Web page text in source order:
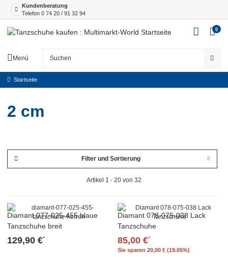
Kundenberatung
Telefon 0 74 20 / 91 32 94
Menü
0
Startseite
2 cm
Filter und Sortierung
Artikel 1 - 20 von 32
Diamant 077-025-455 blaue
Tanzschuhe breit
129,90 €*
Diamant 078-075-038 Lack
Tanzschuhe
85,00 €*
Sie sparen 20,00 € (19.05%)